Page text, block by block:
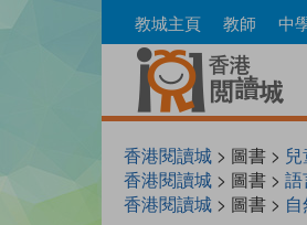
to
教城主頁 教師 中
香港閱讀城> 圖書 >
香港閱讀城> 圖書 > 語
香港閱讀城> 圖書 >